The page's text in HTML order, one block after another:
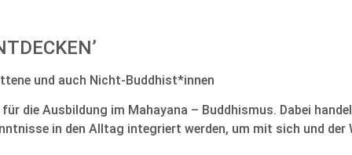
und auch Nicht-Buddhist*innen
die Ausbildung im Mahayana – Buddhismus. Dabei
in den Alltag integriert werden, um mit sich und